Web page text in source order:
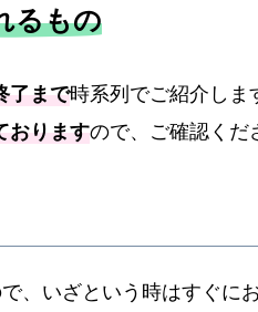
るもの
了まで時系列でご紹介しま
おりますので、ご確認くだ
、いざという時はすぐに